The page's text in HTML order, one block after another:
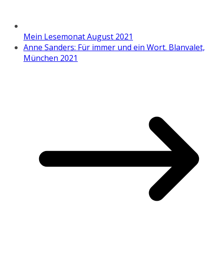
Mein Lesemonat August 2021
Anne Sanders: Für immer und ein Wort. Blanvalet,
München 2021